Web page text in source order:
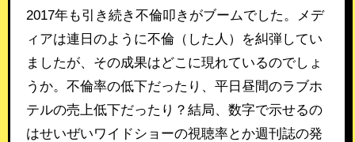
2017年も引き続き不倫叩きがブームでした。メデ
ィアは連日のように不倫（した人）を糾弾してい
ましたが、その成果はどこに現れているのでしょ
うか。不倫率の低下だったり、平日昼間のラブホ
テルの売上低下だったり？結局、数字で示せるの
はせいぜいワイドショーの視聴率とか週刊誌の発